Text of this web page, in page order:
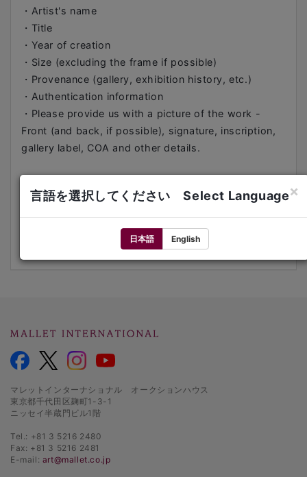
・Artist's name
・Title
・Year of creation
・Size (excluding the frame if possible)
・Provenance (gallery, exhibition history, etc.)
・Authentication information
・Please provide us with a picture of the work -
Front (and back, if possible), signature, inscription,
gallery label, COA and other details.
Contact:
art@mallet.co.jp
Tel: +81 3-5216-2480
マレットインターナショナル オークションハウス
東京都千代田区麹町1-3-1
ニッセイ半蔵門ビル1階
Tel.: +81 3 5216 2480
Fax: +81 3 5216 2481
E-mail: art@mallet.co.jp
言語を選択してください Select Language×
日本語 English